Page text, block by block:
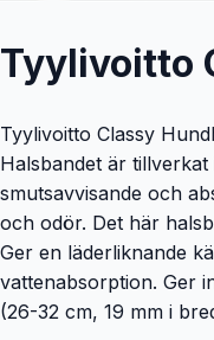
Tyylivoitto
Tyylivoitto Classy
Halsbandet är
smutsavvisande och
och odör. Det här
Ger en läderliknande
vattenabsorption. Ger
(26-32 cm, 19 mm i